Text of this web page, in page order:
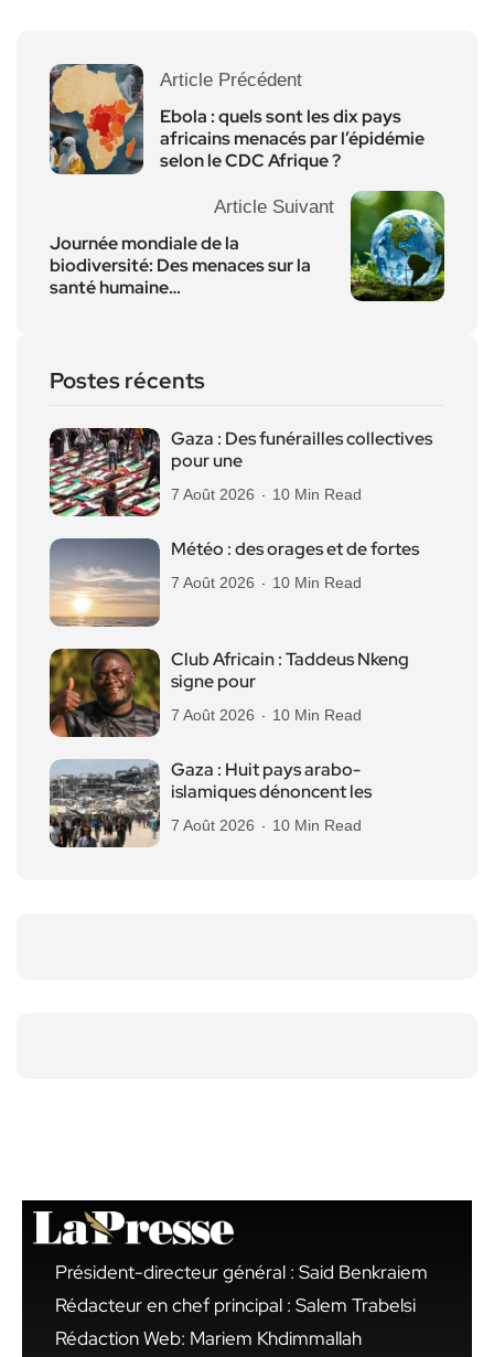
Article Précédent
Ebola : quels sont les dix pays
africains menacés par l’épidémie
selon le CDC Afrique ?
Article Suivant
Journée mondiale de la
biodiversité: Des menaces sur la
santé humaine…
Postes récents
Gaza : Des funérailles collectives
pour une
7 Août 2026 10 Min Read
Météo : des orages et de fortes
7 Août 2026 10 Min Read
Club Africain : Taddeus Nkeng
signe pour
7 Août 2026 10 Min Read
Gaza : Huit pays arabo-
islamiques dénoncent les
7 Août 2026 10 Min Read
Président-directeur général : Said Benkraiem
Rédacteur en chef principal : Salem Trabelsi
Rédaction Web: Mariem Khdimmallah